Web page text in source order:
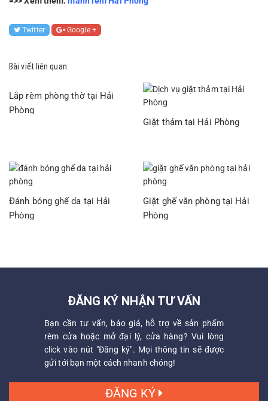
Twitter Google +
Bài viết liên quan:
Lắp rèm phòng thờ tại Hải
Phòng
Giặt thảm tại Hải Phòng
Đánh bóng ghế da tại Hải
Phòng
Giặt ghế văn phòng tại Hải
Phòng
ĐĂNG KÝ NHẬN TƯ VẤN
Bạn cần tư vấn, báo giá, hỗ trợ về sản phẩm
rèm cửa hoặc mở đại lý, cửa hàng? Vui lòng
click vào nút "Đăng ký". Mọi thông tin sẽ được
gửi tới bạn một cách nhanh chóng!
ĐĂNG KÝ